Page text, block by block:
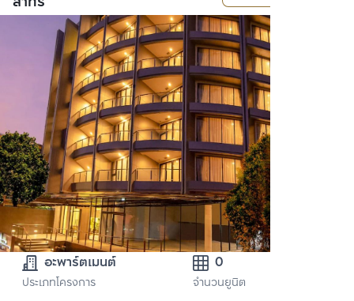
อะพาร์ตเมนต์
ประเภทโครงการ
0
จำนวนยูนิต